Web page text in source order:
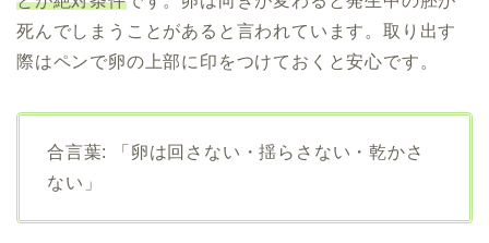
死んでしまうことがあると言われています。取り出す
際はペンで卵の上部に印をつけておくと安心です。
合言葉: 「卵は回さない・揺らさない・乾かさ
ない」